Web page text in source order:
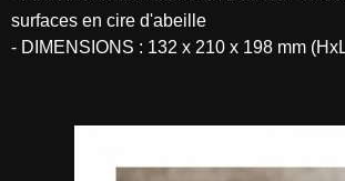
surfaces en cire d'abeille
- DIMENSIONS : 132 x 210 x 198 mm